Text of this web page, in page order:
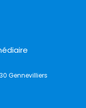
Gennevilliers